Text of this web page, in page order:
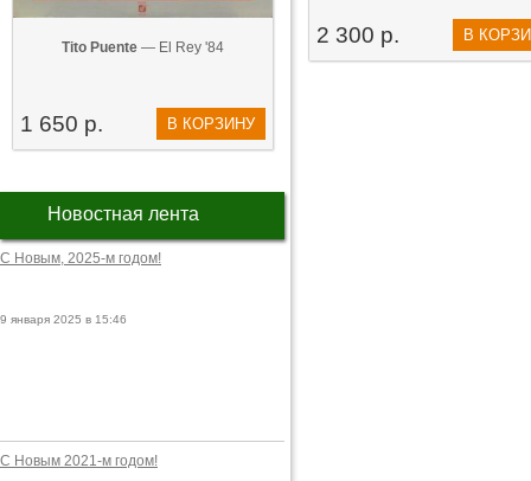
Tito Puente — El Rey '84
1 650 р. В КОРЗИНУ
Новостная лента
С Новым, 2025-м годом!
9 января 2025 в 15:46
С Новым 2021-м годом!
2 300 р. В